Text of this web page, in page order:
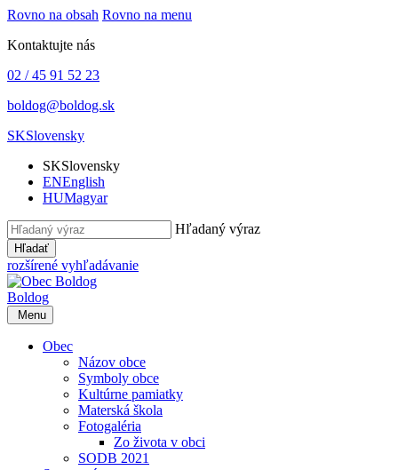
Rovno na obsah Rovno na menu
Kontaktujte nás
02 / 45 91 52 23
boldog@boldog.sk
SKSlovensky
SKSlovensky
ENEnglish
HUMagyar
Hľadaný výraz
Hľadať
rozšírené vyhľadávanie
Boldog
Menu
Obec
Názov obce
Symboly obce
Kultúrne pamiatky
Materská škola
Fotogaléria
Zo života v obci
SODB 2021